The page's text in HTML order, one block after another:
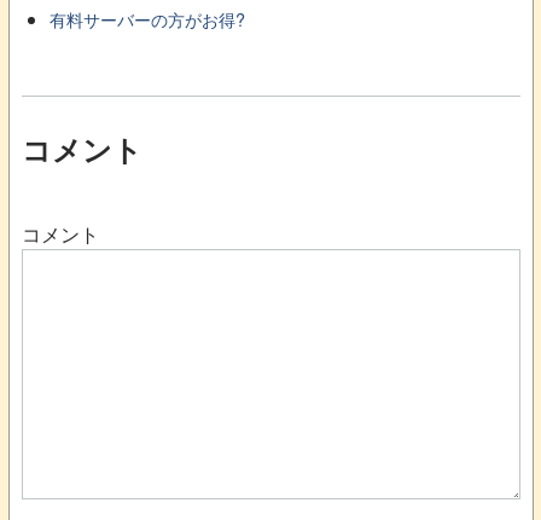
有料サーバーの方がお得?
コメント
コメント